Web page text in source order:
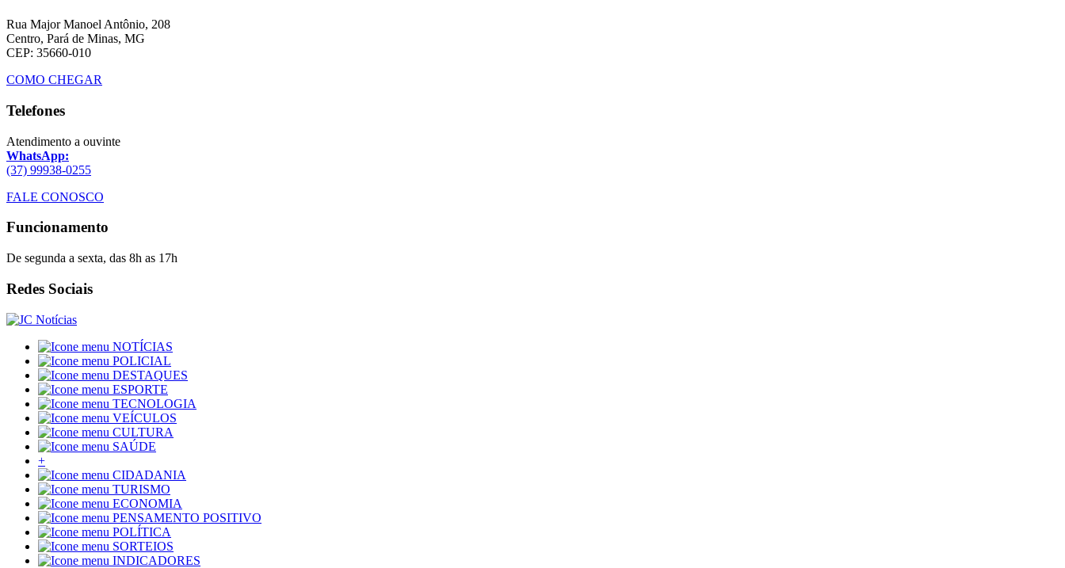
Rua Major Manoel Antônio, 208
Centro, Pará de Minas, MG
CEP: 35660-010
COMO CHEGAR
Telefones
Atendimento a ouvinte
WhatsApp:
(37) 99938-0255
FALE CONOSCO
Funcionamento
De segunda a sexta, das 8h as 17h
Redes Sociais
NOTÍCIAS
POLICIAL
DESTAQUES
ESPORTE
TECNOLOGIA
VEÍCULOS
CULTURA
SAÚDE
+
CIDADANIA
TURISMO
ECONOMIA
PENSAMENTO POSITIVO
POLÍTICA
SORTEIOS
INDICADORES